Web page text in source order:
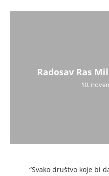
Radosav Ras
10.
“Svako društvo koje bi